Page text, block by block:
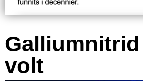
Galliumnitrid
volt